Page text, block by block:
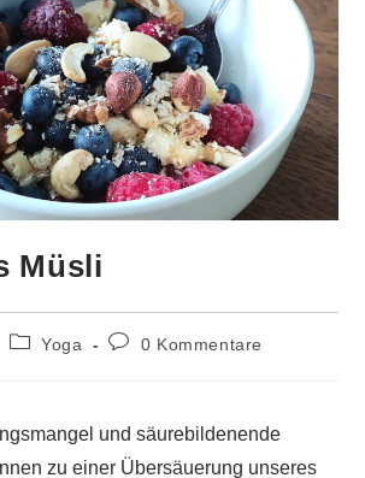
Müsli
Yoga 0 Kommentare
und säurebildenende
zu einer Übersäuerung unseres